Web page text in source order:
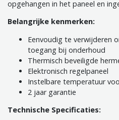
opgehangen in het paneel en
Belangrijke kenmerken:
Eenvoudig te verwijderen
toegang bij onderhoud
Thermisch beveiligde
Elektronisch regelpaneel
Instelbare temperatuur
2 jaar garantie
Technische Specificaties: